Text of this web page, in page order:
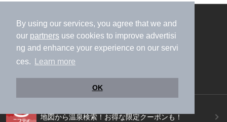
By using our services, you agree that we and
our partners use cookies to improve advertisi
ng and enhance your experience on our servi
ces.
Learn more
OK
ニフティ温泉公式アカウントをフォローして
おトク情報やクーポン情報を受け取ろう
地図から温泉検索！お得な限定クーポンも！